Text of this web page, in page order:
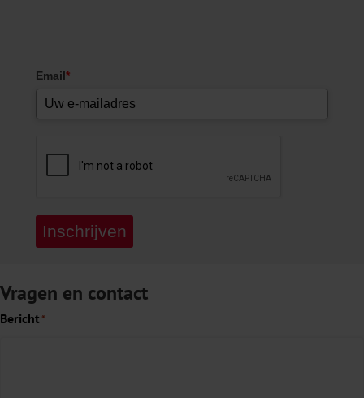
Email*
Inschrijven
Vragen en contact
Bericht *